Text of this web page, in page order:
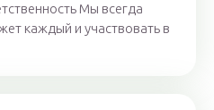
Мы всегда
каждый и участвовать в